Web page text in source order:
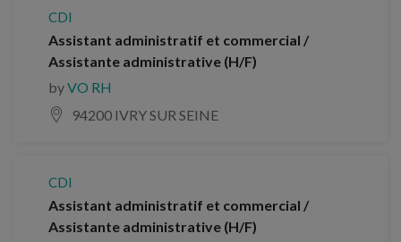
CDI
Assistant administratif et commercial /
Assistante administrative (H/F)
byVO RH
94200 IVRY SUR SEINE
CDI
Assistant administratif et commercial /
Assistante administrative (H/F)